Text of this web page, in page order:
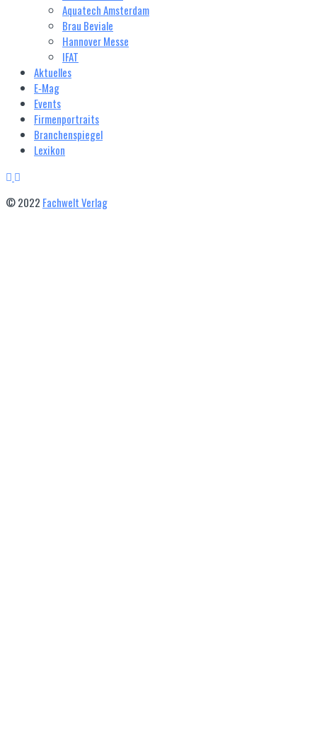
Aquatech Amsterdam
Brau Beviale
Hannover Messe
IFAT
Aktuelles
E‑Mag
Events
Firmenportraits
Branchenspiegel
Lexikon
© 2022 Fachwelt Verlag